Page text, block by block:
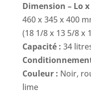
Dimension – Lo x
460 x 345 x 400
(18 1/8 x 13 5/8 x
Capacité : 34
Couleur : Noir,
lime